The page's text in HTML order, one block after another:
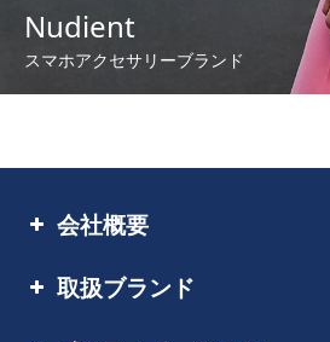
Nudient
スマホアクセサリーブランド
会社概要
取扱ブランド